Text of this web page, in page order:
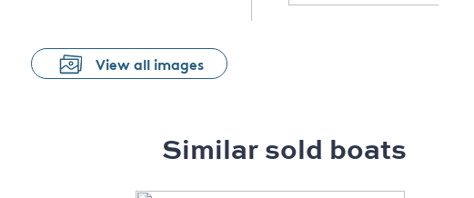
View all images
Similar sold boats